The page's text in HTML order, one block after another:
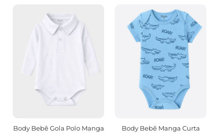
Body Bebê Gola Polo Manga
Body Bebê Manga Curta